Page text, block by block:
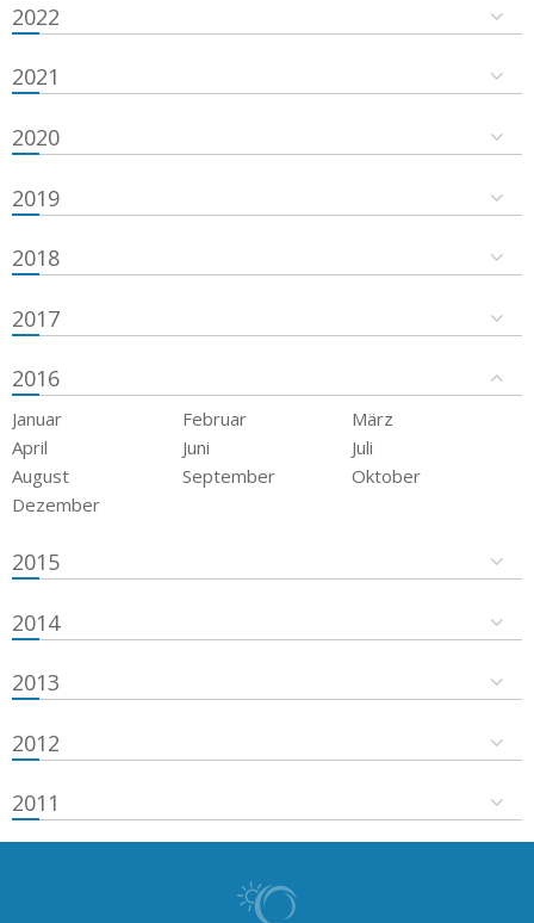
2022
2021
2020
2019
2018
2017
2016
Januar Februar
März
April
Juni
Juli
August
September
Oktober
Dezember
2015
2014
2013
2012
2011